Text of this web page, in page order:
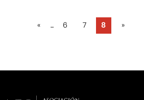
« ... 6 7 8 »